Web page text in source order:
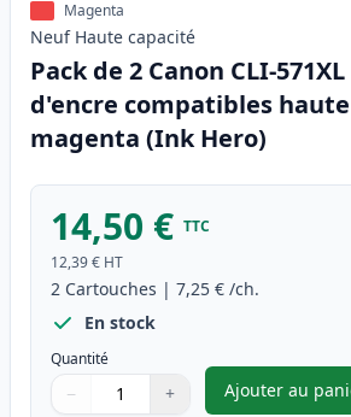
Magenta
Neuf Haute capacité
Pack de 2 Canon CLI-
d'encre compatibles
magenta (Ink Hero)
14,50 € TTC
12,39 € HT
2 Cartouches | 7,25 € /ch.
En stock
Quantité
Quantité
Utilisez les boutons pour ajuster
− +
Quantité
Ajouter au
,Pack